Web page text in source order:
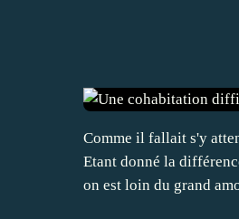
Comme il fallait s'y
Etant donné la
on est loin du grand